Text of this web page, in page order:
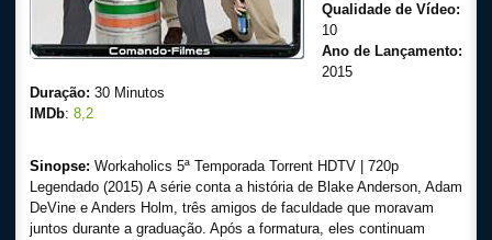
Qualidade de Vídeo:
10
Ano de Lançamento:
2015
Duração: 30 Minutos
IMDb: 8,2
Sinopse: Workaholics 5ª Temporada Torrent HDTV | 720p
Legendado (2015) A série conta a história de Blake Anderson, Adam
DeVine e Anders Holm, três amigos de faculdade que moravam
juntos durante a graduação. Após a formatura, eles continuam